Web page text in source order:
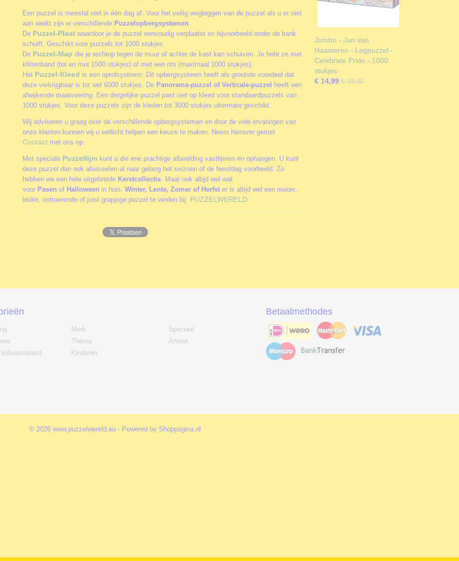
Een puzzel is meestal niet in één dag af. Voor het veilig wegleggen van de puzzel als u er niet
aan werkt zijn er verschillende Puzzelopbergsystemen.
De Puzzel-Plaat waardoor je de puzzel eenvoudig verplaatst en bijvoorbeeld onder de bank
schuift. Geschikt voor puzzels tot 1000 stukjes.
De Puzzel-Map die je rechtop tegen de muur of achter de kast kan schuiven. Je hebt ze met
klittenband (tot en met 1500 stukjes) of met een rits (maximaal 1000 stukjes).
Het Puzzel-Kleed is een oprolsysteem. Dit opbergsysteem heeft als grootste voordeel dat
deze verkrijgbaar is tot wel 6000 stukjes. De Panorama-puzzel of Verticale-puzzel
heeft een
afwijkende maatvoering. Een dergelijke puzzel past niet op kleed voor standaardpuzzels van
1000 stukjes. Voor deze puzzels zijn de kleden tot 3000 stukjes uitermate geschikt.
Wij adviseren u graag over de verschillende opbergsystemen en door de vele ervaringen van
onze klanten kunnen wij u wellicht helpen een keuze te maken. Neem hierover gerust
Contact met ons op.
Met speciale Puzzellijm kunt u die ene prachtige afbeelding vastlijmen en ophangen. U kunt
deze puzzel dan ook afwisselen al naar gelang het seizoen of de feestdag voorbeeld. Zo
hebben we een hele uitgebreide Kerstcollectie. Maar ook altijd wel wat
voor Pasen of Halloween in huis. Winter, Lente, Zomer of Herfst er is altijd wel een mooie,
leuke, ontroerende of juist grappige puzzel te vinden bij PUZZELWERELD
Jumbo - Jan van
Haasteren - Legpuzzel -
Celebrate Pride - 1000
stukjes
€ 14,99 € 19,00
Merk
Thema
Kinderen
Speciaal
Artiest
Betaalmethodes
© 2026 www.puzzelwereld.eu - Powered by Shoppagina.nl